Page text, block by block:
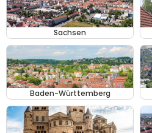
Sachsen
Baden-Württemberg